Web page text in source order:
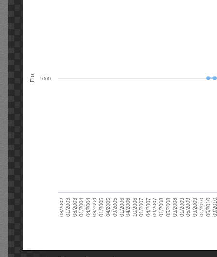
Elo
08/200201/200308/200301/200404/200409/200401/200504/200509/200501/200604/200610/200601/200704/200709/200701/200805/200809/200801/200905/200909/200901/201005/201009/
1000